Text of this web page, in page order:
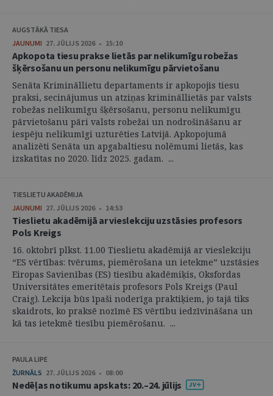
AUGSTĀKĀ TIESA
JAUNUMI 27. JŪLIJS 2026 • 15:10
Apkopota tiesu prakse lietās par nelikumīgu robežas
šķērsošanu un personu nelikumīgu pārvietošanu
Senāta Krimināllietu departaments ir apkopojis tiesu
praksi, secinājumus un atziņas krimināllietās par valsts
robežas nelikumīgu šķērsošanu, personu nelikumīgu
pārvietošanu pāri valsts robežai un nodrošināšanu ar
iespēju nelikumīgi uzturēties Latvijā. Apkopojumā
analizēti Senāta un apgabaltiesu nolēmumi lietās, kas
izskatītas no 2020. līdz 2025. gadam. ...
TIESLIETU AKADĒMIJA
JAUNUMI 27. JŪLIJS 2026 • 14:53
Tieslietu akadēmijā ar vieslekciju uzstāsies profesors
Pols Kreigs
16. oktobrī plkst. 11.00 Tieslietu akadēmijā ar vieslekciju
“ES vērtības: tvērums, piemērošana un ietekme” uzstāsies
Eiropas Savienības (ES) tiesību akadēmiķis, Oksfordas
Universitātes emeritētais profesors Pols Kreigs (Paul
Craig). Lekcija būs īpaši noderīga praktiķiem, jo tajā tiks
skaidrots, ko praksē nozīmē ES vērtību iedzīvināšana un
kā tas ietekmē tiesību piemērošanu. ...
PAULA LIPE
ŽURNĀLS 27. JŪLIJS 2026 • 08:00
Nedēļas notikumu apskats: 20.–24. jūlijs